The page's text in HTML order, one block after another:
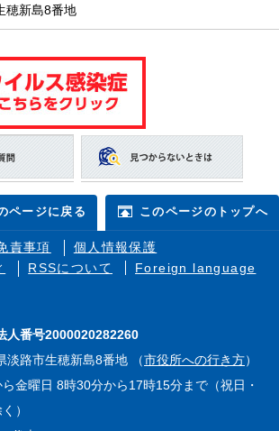
穂新島8番地
ページに戻る このページのトップへ
責事項
個人情報保護
RSSについて
Foreign language
人番号2000020282260
路市生穂新島8番地 （市役所への行き方）
金曜日 8時30分から17時15分まで（祝日・
）